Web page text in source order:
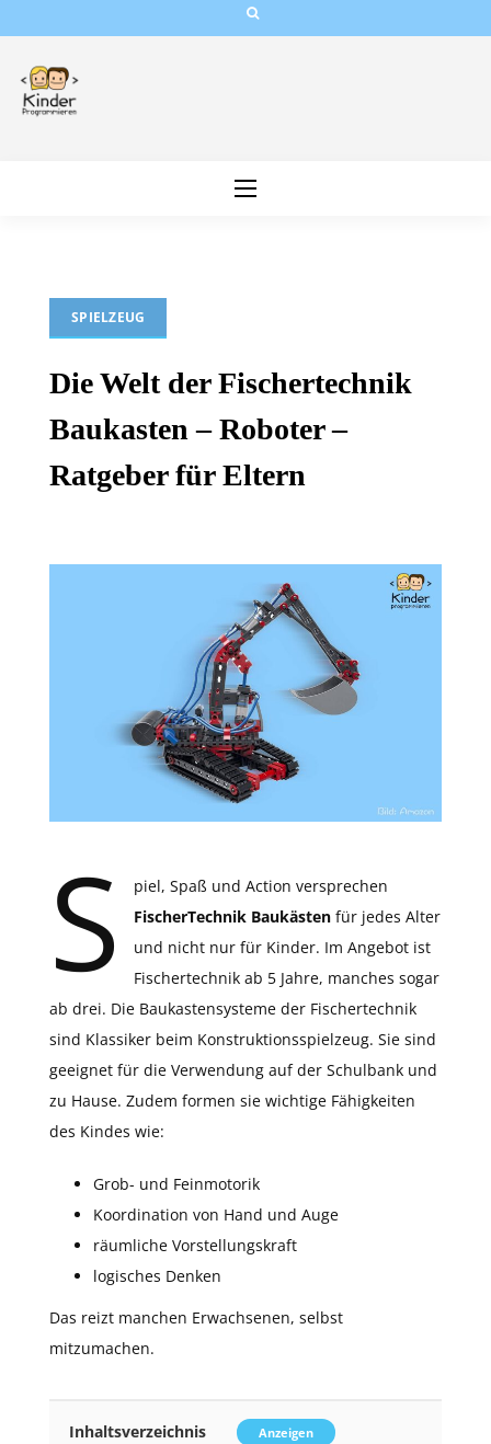
content
SPIELZEUG
Die Welt der Fischertechnik
Baukasten – Roboter –
Ratgeber für Eltern
S
piel, Spaß und Action versprechen
FischerTechnik Baukästenfür jedes Alter
und nicht nur für Kinder. Im Angebot ist
Fischertechnik ab 5 Jahre, manches sogar
ab drei. Die Baukastensysteme der Fischertechnik
sind Klassiker beim Konstruktionsspielzeug. Sie sind
geeignet für die Verwendung auf der Schulbank und
zu Hause. Zudem formen sie wichtige Fähigkeiten
des Kindes wie:
Grob- und Feinmotorik
Koordination von Hand und Auge
räumliche Vorstellungskraft
logisches Denken
Das reizt manchen Erwachsenen, selbst
mitzumachen.
Inhaltsverzeichnis Anzeigen